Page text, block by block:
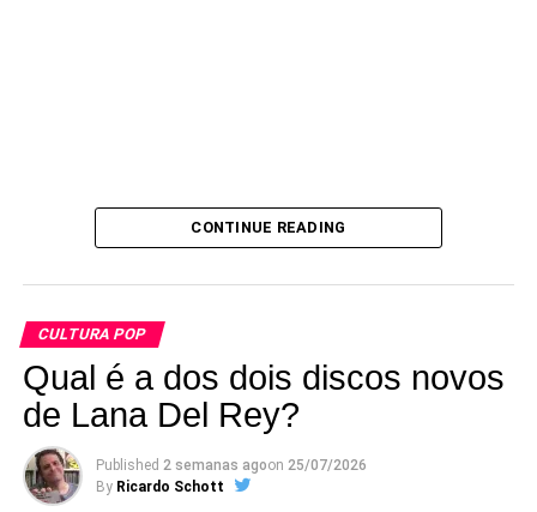
pelas belas melodias e pela sofisticação dos arranjos.
Confira aí a faixa-título do EP novo.
CONTINUE READING
CULTURA POP
Qual é a dos dois discos novos
de Lana Del Rey?
Published 2 semanas agoon 25/07/2026
By Ricardo Schott